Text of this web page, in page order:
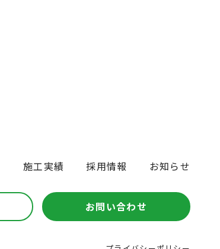
施工実績 採用情報 お知らせ
お問い合わせ